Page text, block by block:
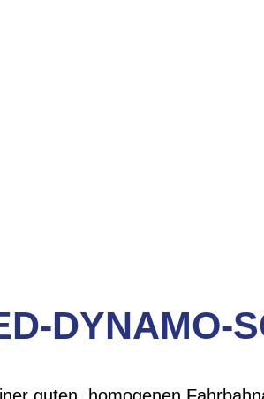
DYNAMO-